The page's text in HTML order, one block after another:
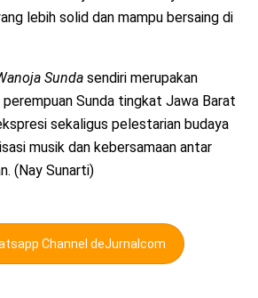
lebih solid dan mampu bersaing di
Sunda sendiri merupakan
Sunda tingkat Jawa Barat
sekaligus pelestarian budaya
musik dan kebersamaan antar
(Nay Sunarti)
Channel deJurnalcom